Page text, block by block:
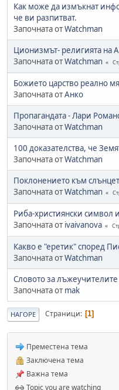
Как може да измъкнат
че ви разпитват.
Започната отWatchman
Ционизмът- религията на
Започната отWatchman
Божието царство реално
Започната отАнко
Пропагандата - Лари
Започната отWatchman
100 доказателства, че
Започната отWatchman
Поклонението към
Започната отWatchman
Риба-християнски символ
Започната от ivaivanova
Какво е "еретик" според
Започната отWatchman
Словото за
Започната от mak
НАГОРЕ Страници 1
Преместена тема
Заключена тема
Важна тема
Topic you are watching